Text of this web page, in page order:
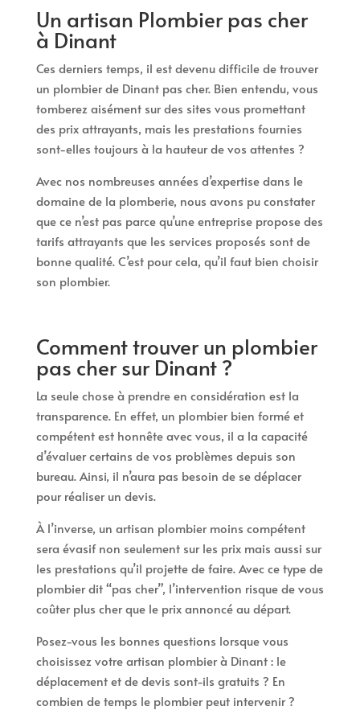
Un artisan Plombier pas cher
à Dinant
Ces derniers temps, il est devenu difficile de trouver
un plombier de Dinant pas cher. Bien entendu, vous
tomberez aisément sur des sites vous promettant
des prix attrayants, mais les prestations fournies
sont-elles toujours à la hauteur de vos attentes ?
Avec nos nombreuses années d’expertise dans le
domaine de la plomberie, nous avons pu constater
que ce n’est pas parce qu’une entreprise propose des
tarifs attrayants que les services proposés sont de
bonne qualité. C’est pour cela, qu’il faut bien choisir
son plombier.
Comment trouver un plombier
pas cher sur Dinant ?
La seule chose à prendre en considération est la
transparence. En effet, un plombier bien formé et
compétent est honnête avec vous, il a la capacité
d’évaluer certains de vos problèmes depuis son
bureau. Ainsi, il n’aura pas besoin de se déplacer
pour réaliser un devis.
À l’inverse, un artisan plombier moins compétent
sera évasif non seulement sur les prix mais aussi sur
les prestations qu’il projette de faire. Avec ce type de
plombier dit “pas cher”, l’intervention risque de vous
coûter plus cher que le prix annoncé au départ.
Posez-vous les bonnes questions lorsque vous
choisissez votre artisan plombier à Dinant : le
déplacement et de devis sont-ils gratuits ? En
combien de temps le plombier peut intervenir ?